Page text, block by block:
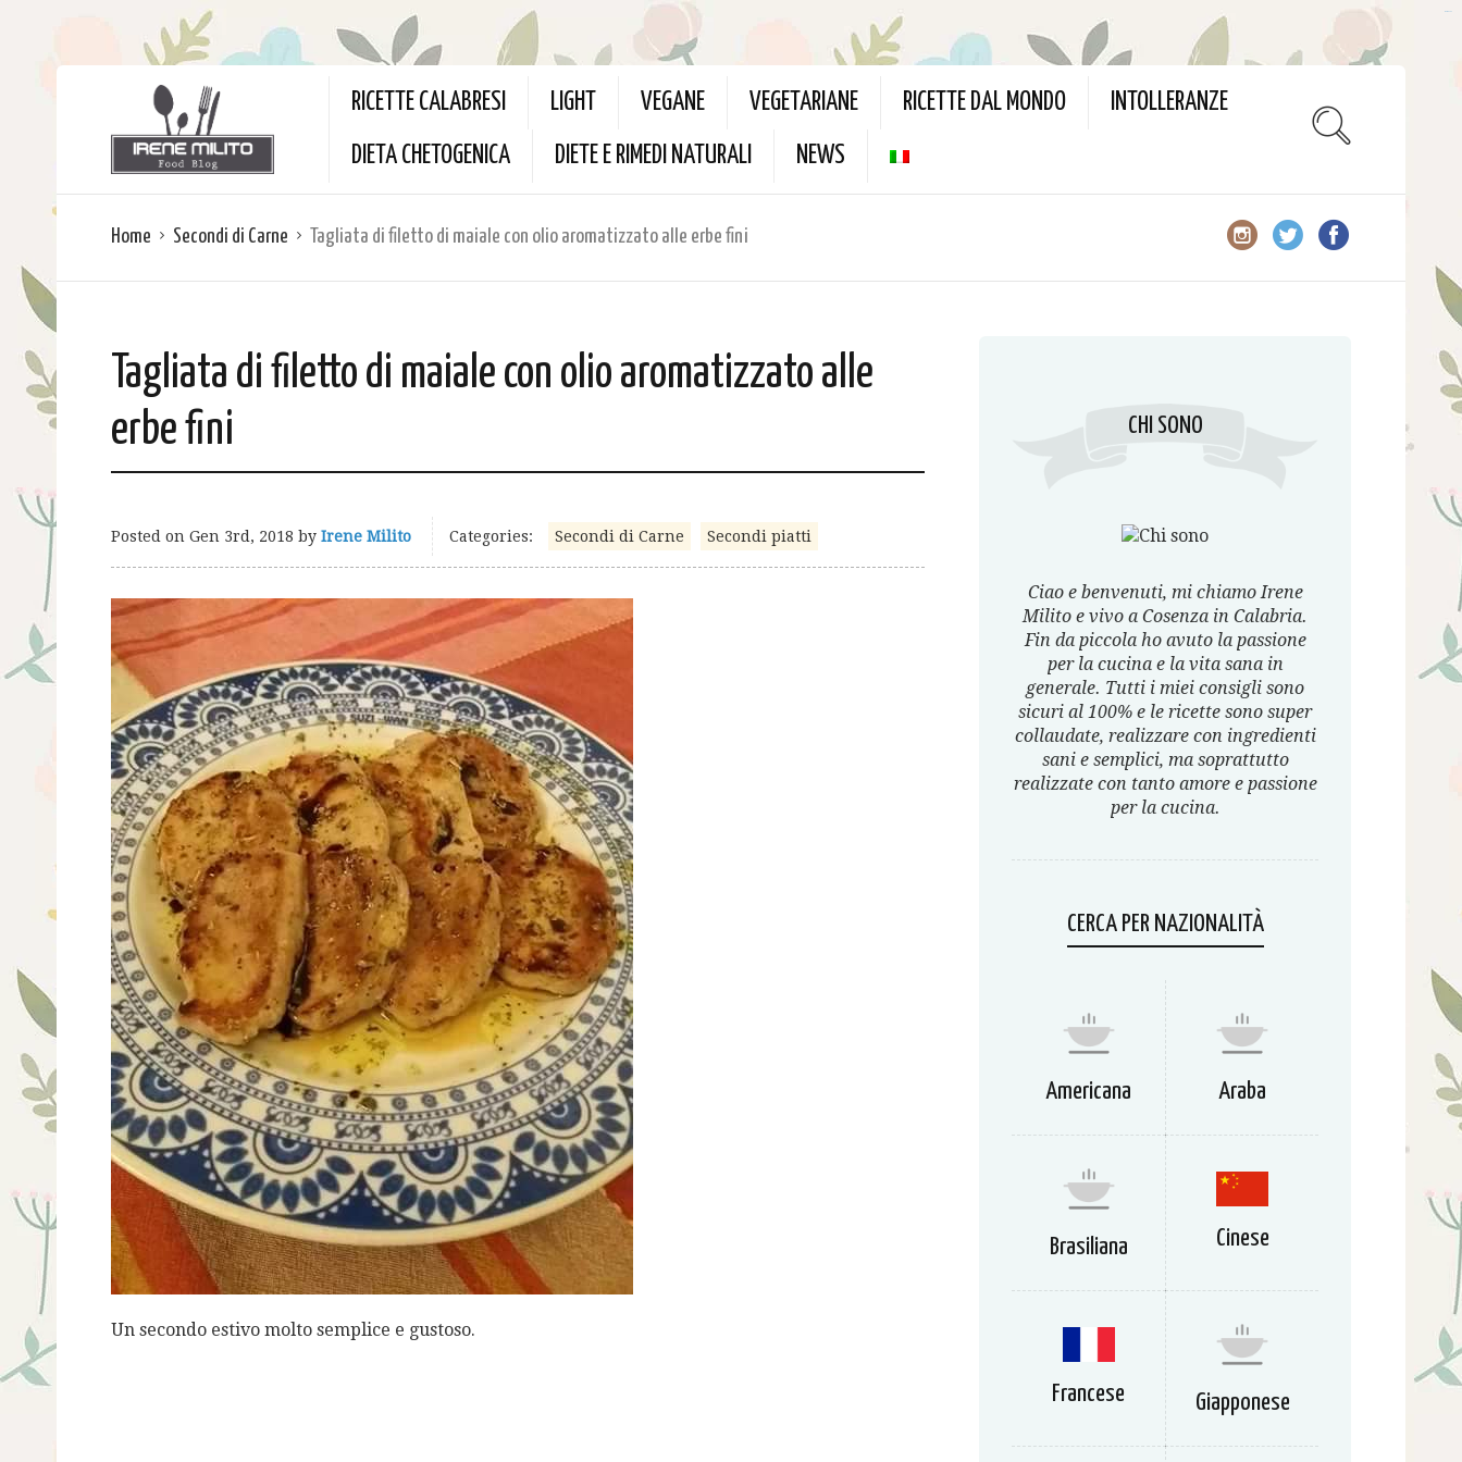
RICETTE CALABRESI LIGHT VEGANE VEGETARIANE RICETTE DAL MONDO INTOLLERANZE
DIETA CHETOGENICA DIETE E RIMEDI NATURALI NEWS
Home Secondi di Carne Tagliata di filetto di maiale con olio aromatizzato alle erbe fini
Tagliata di filetto di maiale con olio aromatizzato alle
erbe fini
Posted on Gen 3rd, 2018 by Irene Milito Categories: Secondi di Carne Secondi piatti
Un secondo estivo molto semplice e gustoso.
CHI SONO
Ciao e benvenuti, mi chiamo Irene
Milito e vivo a Cosenza in Calabria.
Fin da piccola ho avuto la passione
per la cucina e la vita sana in
generale. Tutti i miei consigli sono
sicuri al 100% e le ricette sono super
collaudate, realizzare con ingredienti
sani e semplici, ma soprattutto
realizzate con tanto amore e passione
per la cucina.
CERCA PER NAZIONALITÀ
Americana Araba
Brasiliana Cinese
Francese Giapponese